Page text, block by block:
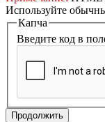
Используйте
Капча
Введите код в
Продолжить